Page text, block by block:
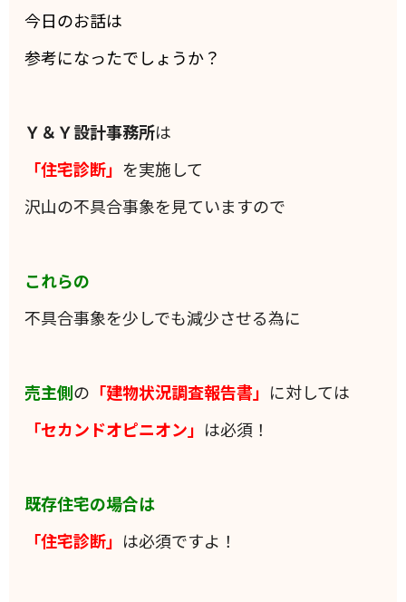
今日のお話は
参考になったでしょうか？
Ｙ＆Ｙ設計事務所は
「住宅診断」 を実施して
沢山の不具合事象を見ていますので
これらの
不具合事象を少しでも減少させる為に
売主側の 「建物状況調査報告書」 に対しては
「セカンドオピニオン」 は必須！
既存住宅の場合は
「住宅診断」 は必須ですよ！